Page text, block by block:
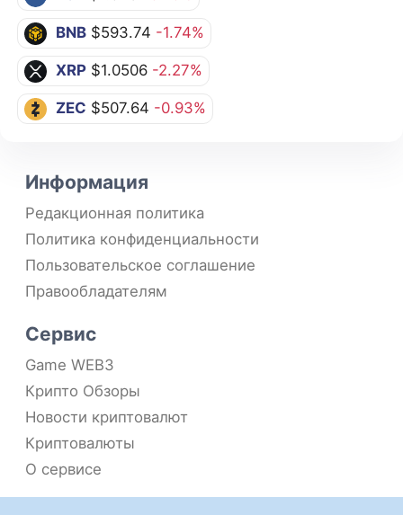
BNB $593.74 -1.74%
XRP $1.0506 -2.27%
ZEC $507.64 -0.93%
Информация
Редакционная политика
Политика конфиденциальности
Пользовательское соглашение
Правообладателям
Сервис
Game WEB3
Крипто Обзоры
Новости криптовалют
Криптовалюты
О сервисе